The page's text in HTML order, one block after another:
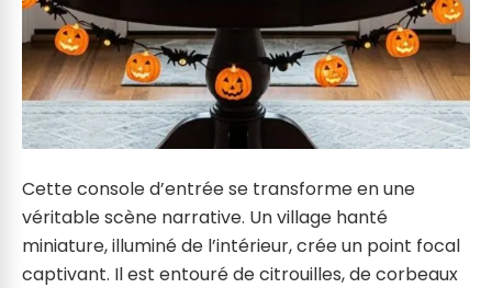
Cette console d’entrée se transforme en une
véritable scène narrative. Un village hanté
miniature, illuminé de l’intérieur, crée un point focal
captivant. Il est entouré de citrouilles, de corbeaux